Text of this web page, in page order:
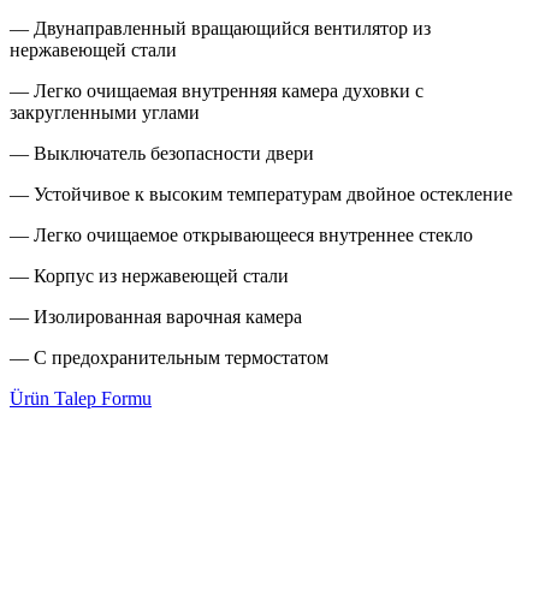
— Двунаправленный вращающийся вентилятор из
нержавеющей стали
— Легко очищаемая внутренняя камера духовки с
закругленными углами
— Выключатель безопасности двери
— Устойчивое к высоким температурам двойное остекление
— Легко очищаемое открывающееся внутреннее стекло
— Корпус из нержавеющей стали
— Изолированная варочная камера
— С предохранительным термостатом
Ürün Talep Formu